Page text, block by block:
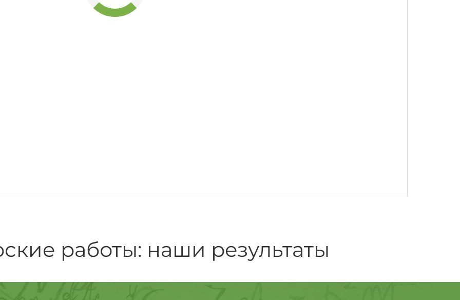
работы: наши результаты